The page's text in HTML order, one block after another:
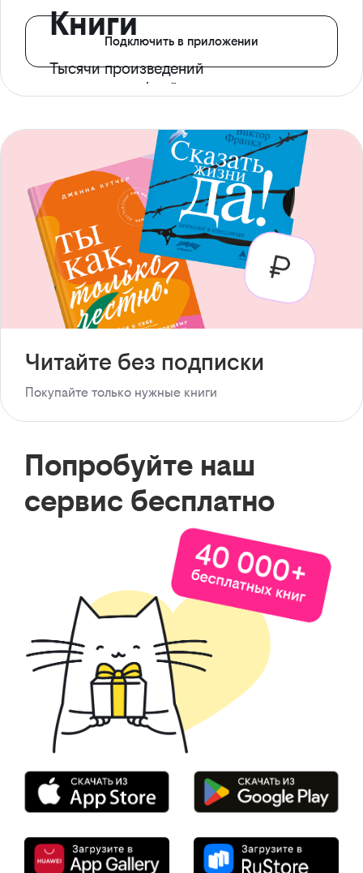
Книги
Тысячи произведений
с доступом офлайн
Подключить в приложении
Читайте без подписки
Покупайте только нужные книги
Попробуйте наш
сервис бесплатно